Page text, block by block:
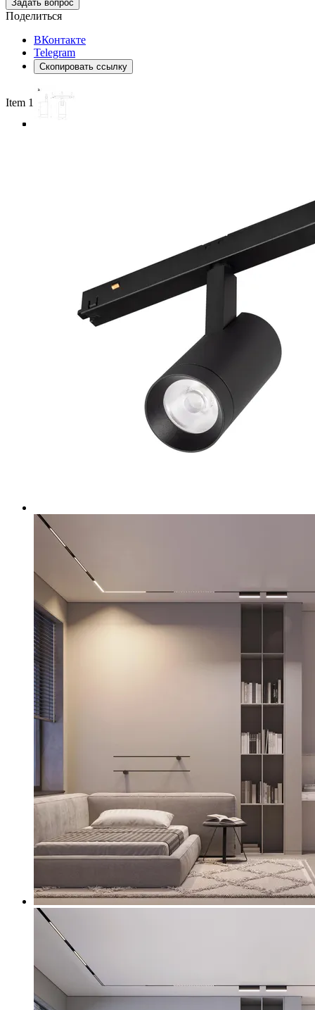
Задать вопрос
Поделиться
ВКонтакте
Telegram
Скопировать ссылку
Item 1 of 4